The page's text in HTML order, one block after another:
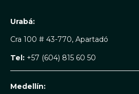
Urabá:
Cra 100 # 43-770, Apartadó
Tel: +57 (604) 815 60 50
Medellín: